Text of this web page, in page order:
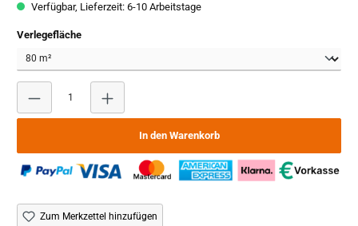
Verfügbar, Lieferzeit: 6-10 Arbeitstage
Verlegeflächeauswählen
Produkt Anzahl: Gib den gewünschten Wert ein oder
In den Warenkorb
Zum Merkzettel hinzufügen